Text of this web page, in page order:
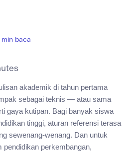
min baca
akademik di tahun pertama
sebagai teknis — atau sama
gaya kutipan. Bagi banyak siswa
tinggi, aturan referensi terasa
sewenang-wenang. Dan untuk
pendidikan perkembangan,